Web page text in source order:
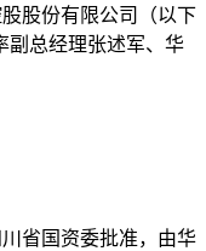
股份有限公司（以下
副总经理张述军、华
省国资委批准，由华